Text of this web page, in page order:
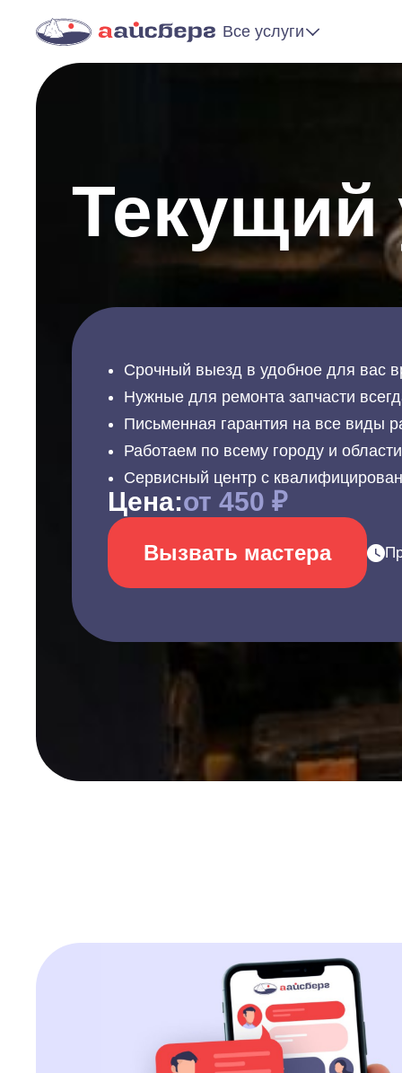
Все услуги
Текущий
Срочный выезд в удобное для вас
Нужные для ремонта запчасти
Письменная гарантия на все виды
Работаем по всему городу и
Сервисный центр с
Цена:от 450 ₽
Вызвать мастера